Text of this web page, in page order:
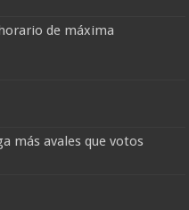
de máxima
más avales que votos